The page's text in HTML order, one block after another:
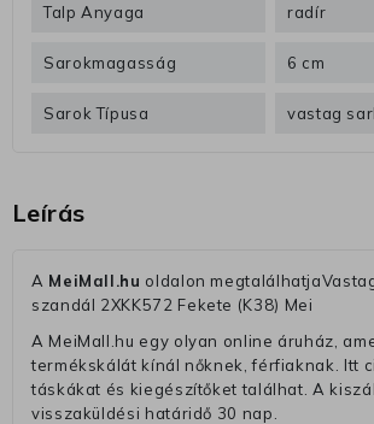
Talp Anyaga radír
Sarokmagasság 6 cm
Sarok Típusa vastag
Leírás
A MeiMall.hu oldalon
szandál 2XKK572 Fekete (K38) Mei
A MeiMall.hu egy olyan online áruház,
termékskálát kínál nőknek, férfiaknak. Itt
táskákat és kiegészítőket találhat. A
visszaküldési határidő 30 nap.